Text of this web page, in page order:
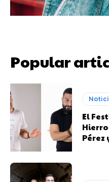
Popular
El
Pérez